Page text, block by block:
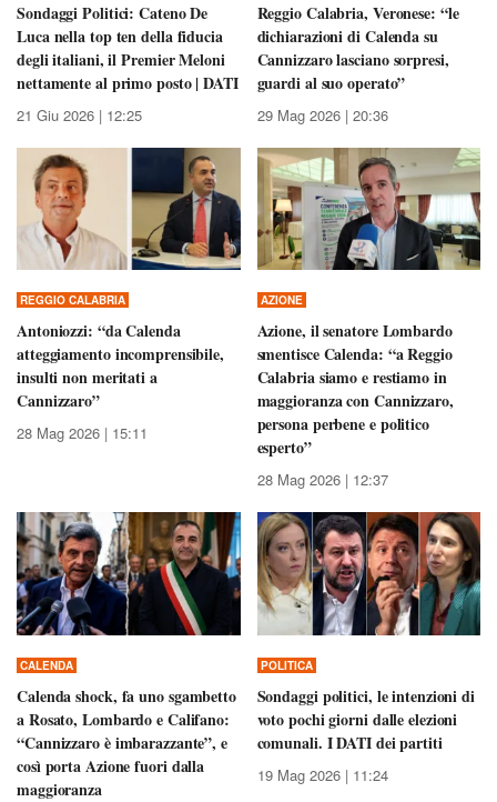
Sondaggi Politici: Cateno De
Luca nella top ten della fiducia
degli italiani, il Premier Meloni
nettamente al primo posto | DATI
21 Giu 2026 | 12:25
Reggio Calabria, Veronese: “le
dichiarazioni di Calenda su
Cannizzaro lasciano sorpresi,
guardi al suo operato”
29 Mag 2026 | 20:36
REGGIO CALABRIA
Antoniozzi: “da Calenda
atteggiamento incomprensibile,
insulti non meritati a
Cannizzaro”
28 Mag 2026 | 15:11
AZIONE
Azione, il senatore Lombardo
smentisce Calenda: “a Reggio
Calabria siamo e restiamo in
maggioranza con Cannizzaro,
persona perbene e politico
esperto”
28 Mag 2026 | 12:37
CALENDA
Calenda shock, fa uno sgambetto
a Rosato, Lombardo e Califano:
“Cannizzaro è imbarazzante”, e
così porta Azione fuori dalla
maggioranza
POLITICA
Sondaggi politici, le intenzioni di
voto pochi giorni dalle elezioni
comunali. I DATI dei partiti
19 Mag 2026 | 11:24